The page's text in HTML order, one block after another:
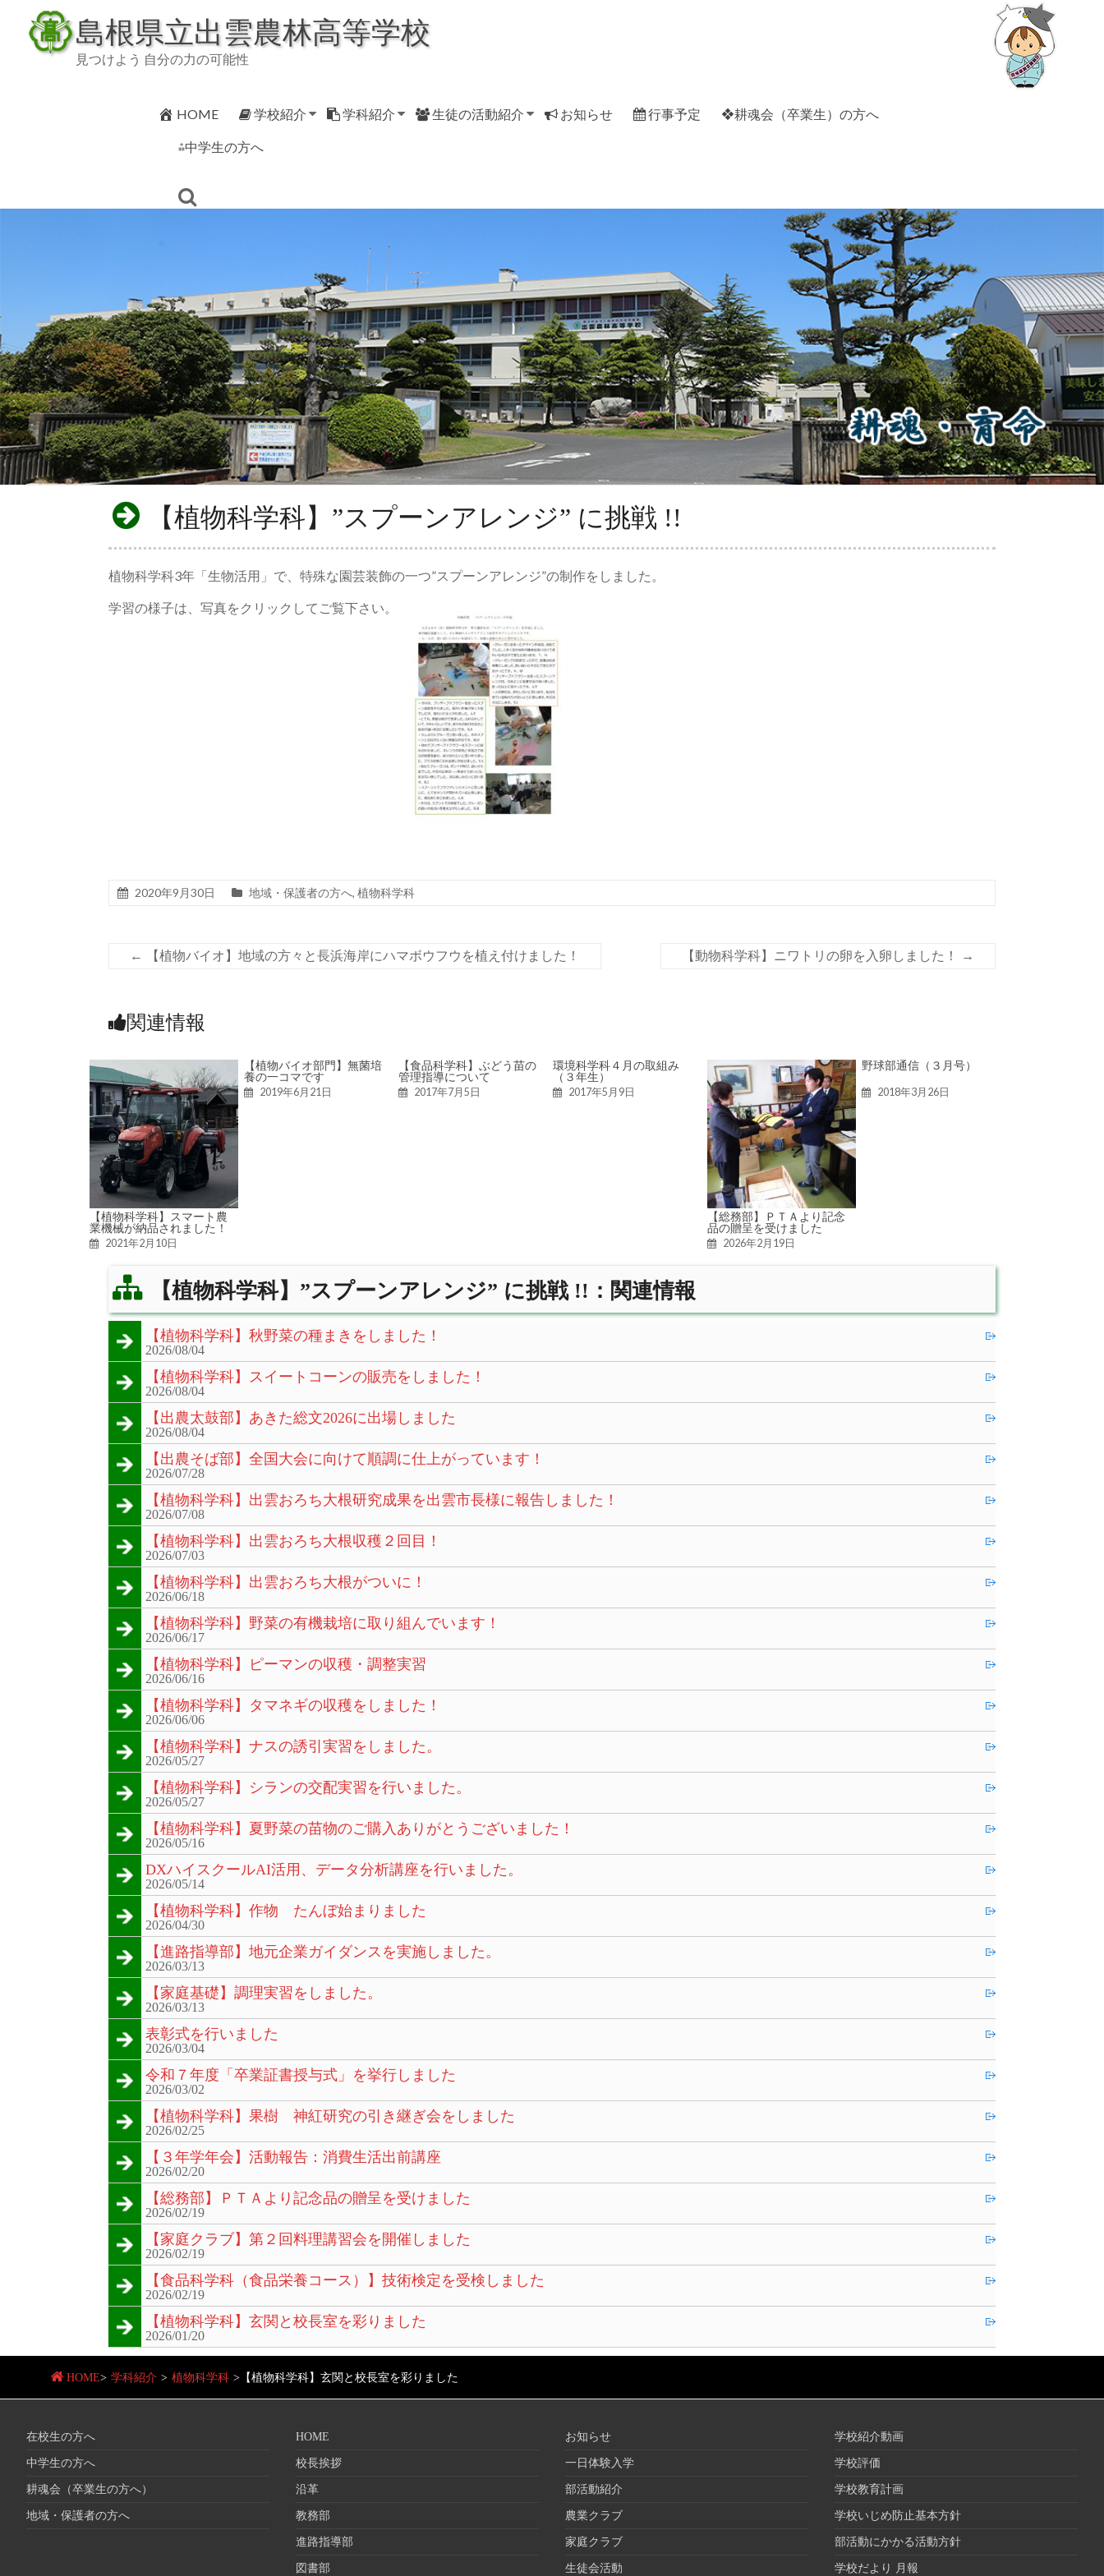
content
島根県立出雲農林高等学校
見つけよう 自分の力の可能性
HOME 学校紹介 学科紹介 生徒の活動紹介 お知らせ 行事予定 ❖耕魂会（卒業生）の方へ
⁂中学生の方へ
【植物科学科】”スプーンアレンジ” に挑戦 !!
植物科学科3年「生物活用」で、特殊な園芸装飾の一つ”スプーンアレンジ”の制作をしました。
学習の様子は、写真をクリックしてご覧下さい。
2020年9月30日 地域・保護者の方へ, 植物科学科
← 【植物バイオ】地域の方々と長浜海岸にハマボウフウを植え付けました！ 【動物科学科】ニワトリの卵を入卵しました！ →
関連情報
【植物科学科】スマート農
業機械が納品されました！
2021年2月10日
【植物バイオ部門】無菌培
養の一コマです
2019年6月21日
【食品科学科】ぶどう苗の
管理指導について
2017年7月5日
環境科学科４月の取組み
（３年生）
2017年5月9日
【総務部】ＰＴＡより記念
品の贈呈を受けました
2026年2月19日
野球部通信（３月号）
2018年3月26日
【植物科学科】”スプーンアレンジ” に挑戦 !!：関連情報
【植物科学科】秋野菜の種まきをしました！
2026/08/04
【植物科学科】スイートコーンの販売をしました！
2026/08/04
【出農太鼓部】あきた総文2026に出場しました
2026/08/04
【出農そば部】全国大会に向けて順調に仕上がっています！
2026/07/28
【植物科学科】出雲おろち大根研究成果を出雲市長様に報告しました！
2026/07/08
【植物科学科】出雲おろち大根収穫２回目！
2026/07/03
【植物科学科】出雲おろち大根がついに！
2026/06/18
【植物科学科】野菜の有機栽培に取り組んでいます！
2026/06/17
【植物科学科】ピーマンの収穫・調整実習
2026/06/16
【植物科学科】タマネギの収穫をしました！
2026/06/06
【植物科学科】ナスの誘引実習をしました。
2026/05/27
【植物科学科】シランの交配実習を行いました。
2026/05/27
【植物科学科】夏野菜の苗物のご購入ありがとうございました！
2026/05/16
DXハイスクールAI活用、データ分析講座を行いました。
2026/05/14
【植物科学科】作物 たんぼ始まりました
2026/04/30
【進路指導部】地元企業ガイダンスを実施しました。
2026/03/13
【家庭基礎】調理実習をしました。
2026/03/13
表彰式を行いました
2026/03/04
令和７年度「卒業証書授与式」を挙行しました
2026/03/02
【植物科学科】果樹 神紅研究の引き継ぎ会をしました
2026/02/25
【３年学年会】活動報告：消費生活出前講座
2026/02/20
【総務部】ＰＴＡより記念品の贈呈を受けました
2026/02/19
【家庭クラブ】第２回料理講習会を開催しました
2026/02/19
【食品科学科（食品栄養コース）】技術検定を受検しました
2026/02/19
【植物科学科】玄関と校長室を彩りました
2026/01/20
HOME> 学科紹介 > 植物科学科 > 【植物科学科】玄関と校長室を彩りました
在校生の方へ
中学生の方へ
耕魂会（卒業生の方へ）
地域・保護者の方へ
HOME
校長挨拶
沿革
教務部
進路指導部
図書部
お知らせ
一日体験入学
部活動紹介
農業クラブ
家庭クラブ
生徒会活動
学校紹介動画
学校評価
学校教育計画
学校いじめ防止基本方針
部活動にかかる活動方針
学校だより 月報